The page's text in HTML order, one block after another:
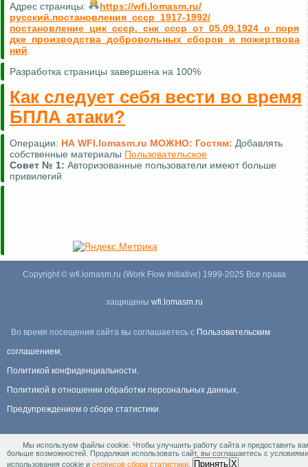
Адрес страницы:
https://wfi.lomasm.ru/
русский.постановления_ссср_1917-1992/
постановление_цик_ссср._снк_ссср_от_05.09.1924_о_поря
дке_производства_добровольных_сборов_и_пожертвова
ний
Разработка страницы завершена на 100%
Как следует себя вести во время
БПЛА атаки?
Операции: НА WFI.lomasm.ru МОЖНО: Гостям: Добавлять
собственные материалы Пользовательское
Совет № 1: Авторизованные пользователи имеют больше
привилегий
Copyright © wfi.lomasm.ru (Work Flow Initiative) 1999-2025 Все права
защищены wfi.lomasm.ru
Во время посещения сайта вы соглашаетесь с Пользовательским
соглашением,
Политикой конфиденциальности,
Политикой в отношении обработки персональных данных,
Предупреждением о сборе статистики.
Информация Для правообладателей.
Мы используем файлы cookie. Чтобы улучшить работу сайта и предоставить
больше возможностей. Продолжая использовать сайт, вы соглашаетесь с условиями
использования cookie и сервисов сбора статистики Принять X